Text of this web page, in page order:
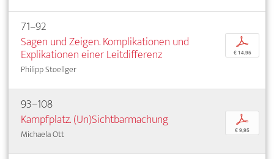
71–92
Sagen und Zeigen. Komplikationen und
Explikationen einer Leitdifferenz
Philipp Stoellger
p
€ 14,95
93–108
Kampfplatz. (Un)Sichtbarmachung
Michaela Ott
p
€ 9,95